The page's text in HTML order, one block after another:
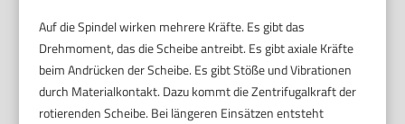
Auf die Spindel wirken mehrere Kräfte. Es gibt das
Drehmoment, das die Scheibe antreibt. Es gibt axiale Kräfte
beim Andrücken der Scheibe. Es gibt Stöße und Vibrationen
durch Materialkontakt. Dazu kommt die Zentrifugalkraft der
rotierenden Scheibe. Bei längeren Einsätzen entsteht